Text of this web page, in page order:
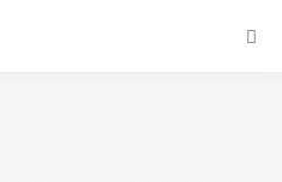
-凯发app官方网